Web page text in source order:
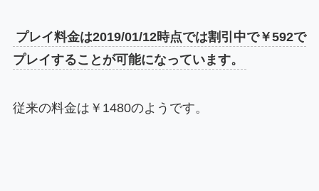
プレイ料金は2019/01/12時点では割引中で￥592で
プレイすることが可能になっています。
従来の料金は￥1480のようです。